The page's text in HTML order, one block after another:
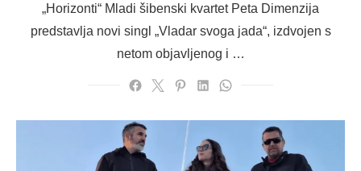
„Horizonti“ Mladi šibenski kvartet Peta Dimenzija
predstavlja novi singl „Vladar svoga jada“, izdvojen s
netom objavljenog i …